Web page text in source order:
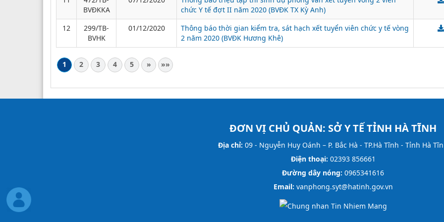
BVĐKKA
chức Y tế đợt II năm 2020 (BVĐK TX Kỳ Anh)
12
299/TB-
BVHK
01/12/2020
Thông báo thời gian kiểm tra, sát hạch xết tuyển viên chức y tế vòng
2 năm 2020 (BVĐK Hương Khê)
1 2 3 4 5 » »»
ĐƠN VỊ CHỦ QUẢN: SỞ Y TẾ TỈNH HÀ TĨNH
Địa chỉ: 09 - Nguyễn Huy Oánh – P. Bắc Hà - TP.Hà Tĩnh - Tỉnh Hà
Điện thoại: 02393 856661
Đường dây nóng: 0965341616
Email: vanphong.syt@hatinh.gov.vn